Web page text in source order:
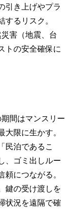
引き上げやプラ
するリスク。
害（地震、台
トの安全確保に
間はマンスリー
限に生かす。
民泊であるこ
、ゴミ出しルー
頼につながる。
鍵の受け渡しを
状況を遠隔で確